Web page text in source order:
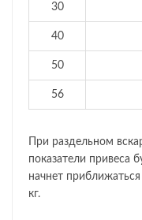
30
40
50
56
При раздельном
показатели привеса
начнет
кг.